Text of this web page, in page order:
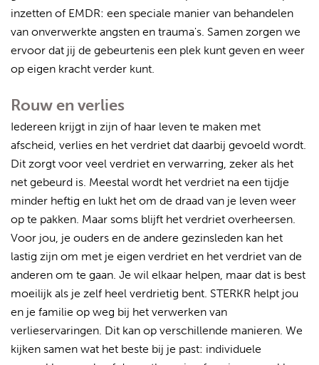
inzetten of EMDR: een speciale manier van behandelen
van onverwerkte angsten en trauma's. Samen zorgen we
ervoor dat jij de gebeurtenis een plek kunt geven en weer
op eigen kracht verder kunt.
Rouw en verlies
Iedereen krijgt in zijn of haar leven te maken met
afscheid, verlies en het verdriet dat daarbij gevoeld wordt.
Dit zorgt voor veel verdriet en verwarring, zeker als het
net gebeurd is. Meestal wordt het verdriet na een tijdje
minder heftig en lukt het om de draad van je leven weer
op te pakken. Maar soms blijft het verdriet overheersen.
Voor jou, je ouders en de andere gezinsleden kan het
lastig zijn om met je eigen verdriet en het verdriet van de
anderen om te gaan. Je wil elkaar helpen, maar dat is best
moeilijk als je zelf heel verdrietig bent. STERKR helpt jou
en je familie op weg bij het verwerken van
verlieservaringen. Dit kan op verschillende manieren. We
kijken samen wat het beste bij je past: individuele